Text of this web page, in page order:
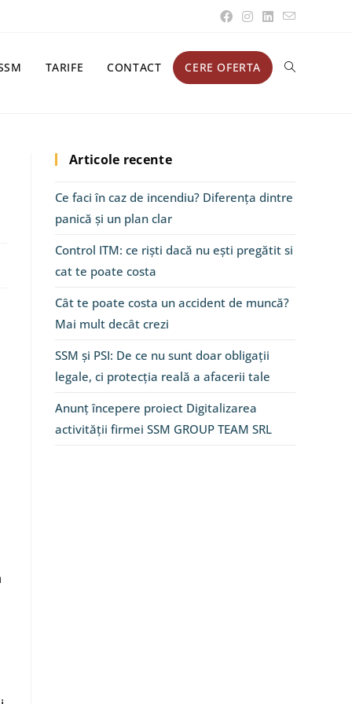
TARIFE CONTACT CERE OFERTA
Articole recente
Ce faci în caz de incendiu? Diferența dintre
panică și un plan clar
Control ITM: ce riști dacă nu ești pregătit si
cat te poate costa
Cât te poate costa un accident de muncă?
Mai mult decât crezi
SSM și PSI: De ce nu sunt doar obligații
legale, ci protecția reală a afacerii tale
Anunț începere proiect Digitalizarea
activității firmei SSM GROUP TEAM SRL